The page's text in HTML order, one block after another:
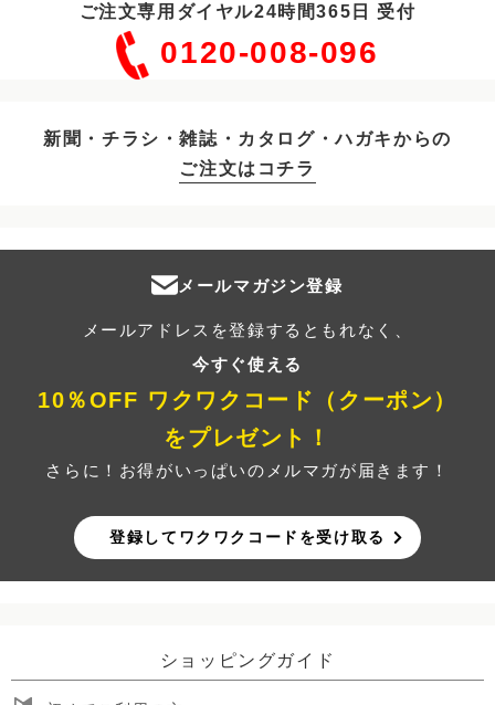
ご注文専用ダイヤル24時間365日 受付
0120-008-096
新聞・チラシ・雑誌・カタログ・ハガキからの
ご注文はコチラ
メールマガジン登録
メールアドレスを登録するともれなく、
今すぐ使える
10％OFF ワクワクコード（クーポン）
をプレゼント！
さらに！お得がいっぱいのメルマガが届きます！
登録してワクワクコードを受け取る
ショッピングガイド